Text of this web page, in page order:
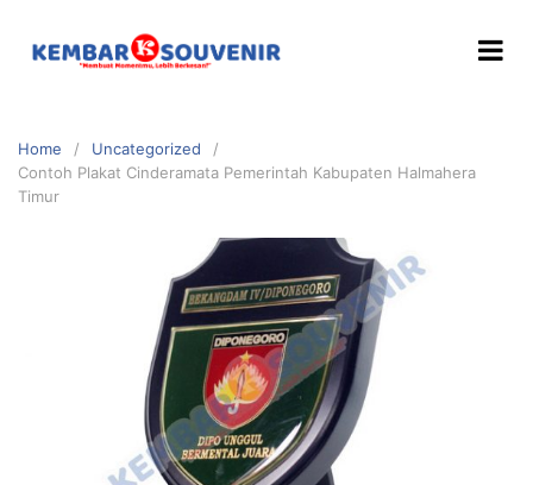
Home
Uncategorized
Contoh Plakat Cinderamata Pemerintah Kabupaten Halmahera
Timur